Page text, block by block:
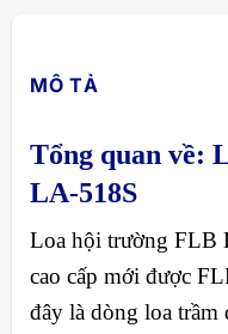
MÔ TẢ
Tổng quan về:
LA-518S
Loa hội trường FLB
cao cấp mới được
đây là dòng loa trầm